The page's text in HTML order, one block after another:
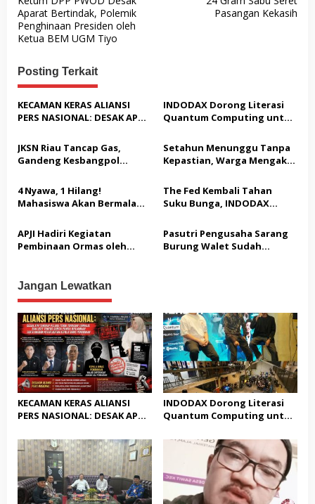
a
v
i
g
a
s
i
p
o
s
Aparat Bertindak, Polemik
Penghinaan Presiden oleh
Ketua BEM UGM Tiyo
Pasangan Kekasih
Posting Terkait
KECAMAN KERAS ALIANSI
PERS NASIONAL: DESAK APH
TERHADAP JURNALIS DAN
USUT TUNTAS GURITA
PUNGLI BERJAMAAH SERTA
KEPALA DINAS PENDIDIKAN
INDODAX Dorong Literasi
Quantum Computing untuk
Blockchain
JKSN Riau Tancap Gas,
Gandeng Kesbangpol
Kebangsaan dan Moderasi
Beragama
Setahun Menunggu Tanpa
Kepastian, Warga Mengaku
Tak Terealisasi
4 Nyawa, 1 Hilang!
Mahasiswa Akan Bermalam
The Fed Kembali Tahan
Suku Bunga, INDODAX
Dorong Sentimen Pasar
APJI Hadiri Kegiatan
Pembinaan Ormas oleh
Pasutri Pengusaha Sarang
Burung Walet Sudah
Jangan Lewatkan
KECAMAN KERAS ALIANSI
PERS NASIONAL: DESAK APH
TERHADAP JURNALIS DAN
USUT TUNTAS GURITA
PUNGLI BERJAMAAH SERTA
DUGAAN KETERLIBATAN
KEPALA DINAS PENDIDIKAN
INDODAX Dorong Literasi
Quantum Computing untuk
Blockchain